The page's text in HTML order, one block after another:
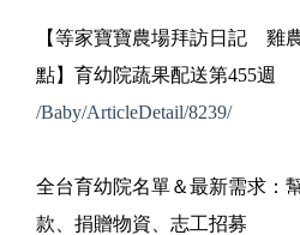
【等家寶寶農場拜訪日記 雞
點】育幼院蔬果配送第455週
/Baby/ArticleDetail/8239/
全台育幼院名單＆最新需求：
款、捐贈物資、志工招募